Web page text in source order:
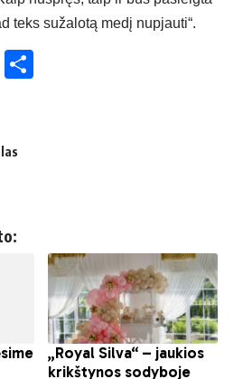
teks sužalotą medį nupjauti“.
X